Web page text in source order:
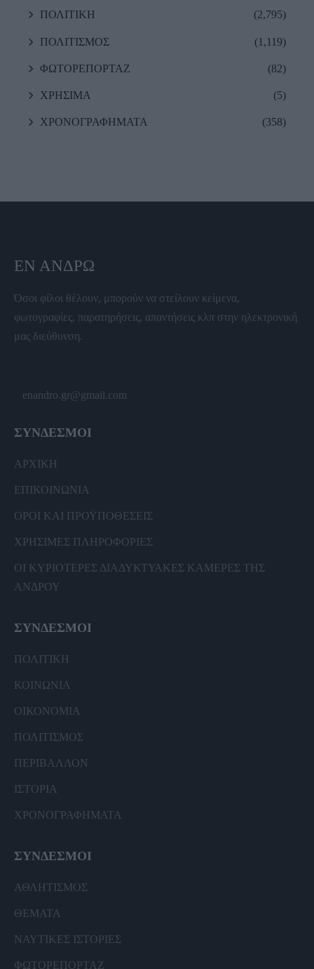
ΠΟΛΙΤΙΚΗ (2,795)
ΠΟΛΙΤΙΣΜΟΣ (1,119)
ΦΩΤΟΡΕΠΟΡΤΑΖ (82)
ΧΡΗΣΙΜΑ (5)
ΧΡΟΝΟΓΡΑΦΗΜΑΤΑ (358)
ΕΝ ΆΝΔΡΩ
Όσοι φίλοι θέλουν, μπορούν να στείλουν κείμενα,
φωτογραφίες, παρατηρήσεις, απαντήσεις κλπ στην ηλεκτρονική
μας διεύθυνση.
enandro.gr@gmail.com
ΣΥΝΔΕΣΜΟΙ
ΑΡΧΙΚΗ
ΕΠΙΚΟΙΝΩΝΙΑ
ΟΡΟΙ ΚΑΙ ΠΡΟΫΠΟΘΕΣΕΙΣ
ΧΡΗΣΙΜΕΣ ΠΛΗΡΟΦΟΡΙΕΣ
ΟΙ ΚΥΡΙΟΤΕΡΕΣ ΔΙΑΔΥΚΤΥΑΚΕΣ ΚΑΜΕΡΕΣ ΤΗΣ
ΑΝΔΡΟΥ
ΣΥΝΔΕΣΜΟΙ
ΠΟΛΙΤΙΚΗ
ΚΟΙΝΩΝΙΑ
ΟΙΚΟΝΟΜΙΑ
ΠΟΛΙΤΙΣΜΟΣ
ΠΕΡΙΒΑΛΛΟΝ
ΙΣΤΟΡΙΑ
ΧΡΟΝΟΓΡΑΦΗΜΑΤΑ
ΣΥΝΔΕΣΜΟΙ
ΑΘΛΗΤΙΣΜΟΣ
ΘΕΜΑΤΑ
ΝΑΥΤΙΚΕΣ ΙΣΤΟΡΙΕΣ
ΦΩΤΟΡΕΠΟΡΤΑΖ